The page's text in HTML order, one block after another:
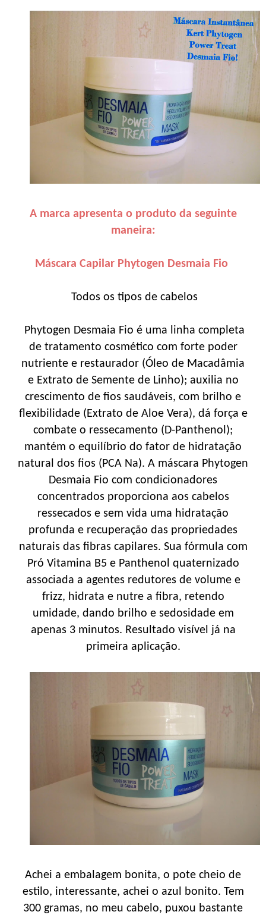
A marca apresenta o produto da seguinte
maneira:
Máscara Capilar Phytogen Desmaia Fio
Todos os tipos de cabelos
Phytogen Desmaia Fio é uma linha completa
de tratamento cosmético com forte poder
nutriente e restaurador (Óleo de Macadâmia
e Extrato de Semente de Linho); auxilia no
crescimento de fios saudáveis, com brilho e
flexibilidade (Extrato de Aloe Vera), dá força e
combate o ressecamento (D-Panthenol);
mantém o equilíbrio do fator de hidratação
natural dos fios (PCA Na). A máscara Phytogen
Desmaia Fio com condicionadores
concentrados proporciona aos cabelos
ressecados e sem vida uma hidratação
profunda e recuperação das propriedades
naturais das fibras capilares. Sua fórmula com
Pró Vitamina B5 e Panthenol quaternizado
associada a agentes redutores de volume e
frizz, hidrata e nutre a fibra, retendo
umidade, dando brilho e sedosidade em
apenas 3 minutos. Resultado visível já na
primeira aplicação.
Achei a embalagem bonita, o pote cheio de
estilo, interessante, achei o azul bonito. Tem
300 gramas, no meu cabelo, puxou bastante